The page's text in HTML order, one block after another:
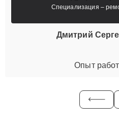
Специализация –
Дмитрий
Опыт